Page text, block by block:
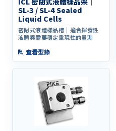
SL-3 / SL-4 Sealed
Liquid Cells
密閉式液體樣品槽｜適合揮發性
液體與需要穩定重現性的量測
查看型錄